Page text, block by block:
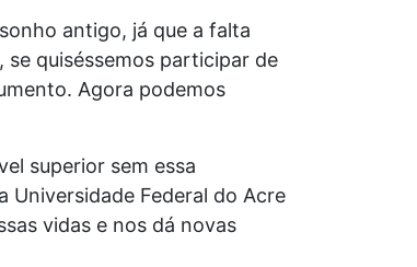
antigo, já que a falta
se quiséssemos participar de
Agora podemos
superior sem essa
Federal do Acre
vidas e nos dá novas